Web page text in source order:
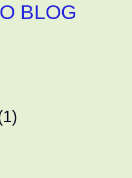
BLOG